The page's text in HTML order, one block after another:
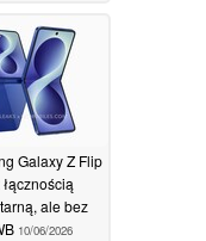
Galaxy Z Flip
ale bez
10/06/2026